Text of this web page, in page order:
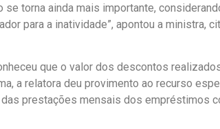
torna ainda mais importante,
para a inatividade”, apontou a
que o valor dos descontos
a relatora deu provimento ao recurso
prestações mensais dos empréstimos